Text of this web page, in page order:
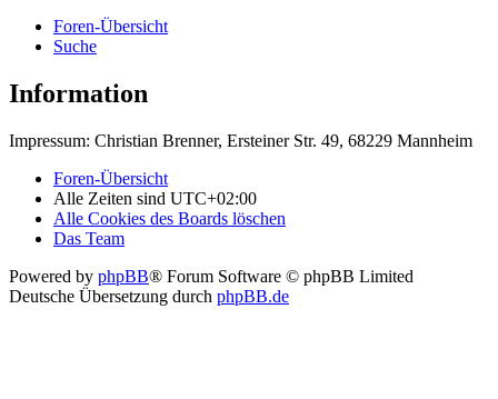
Foren-Übersicht
Suche
Information
Impressum: Christian Brenner, Ersteiner Str. 49, 68229 Mannheim
Foren-Übersicht
Alle Zeiten sind UTC+02:00
Alle Cookies des Boards löschen
Das Team
Powered by phpBB® Forum Software © phpBB Limited
Deutsche Übersetzung durch phpBB.de